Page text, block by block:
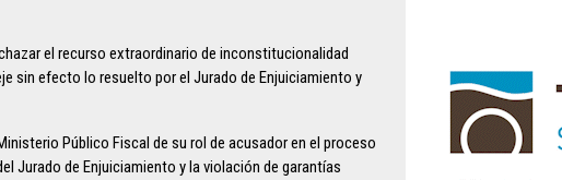
el recurso extraordinario de inconstitucionalidad
sin efecto lo resuelto por el Jurado de Enjuiciamiento y
Público Fiscal de su rol de acusador en el proceso
Jurado de Enjuiciamiento y la violación de garantías